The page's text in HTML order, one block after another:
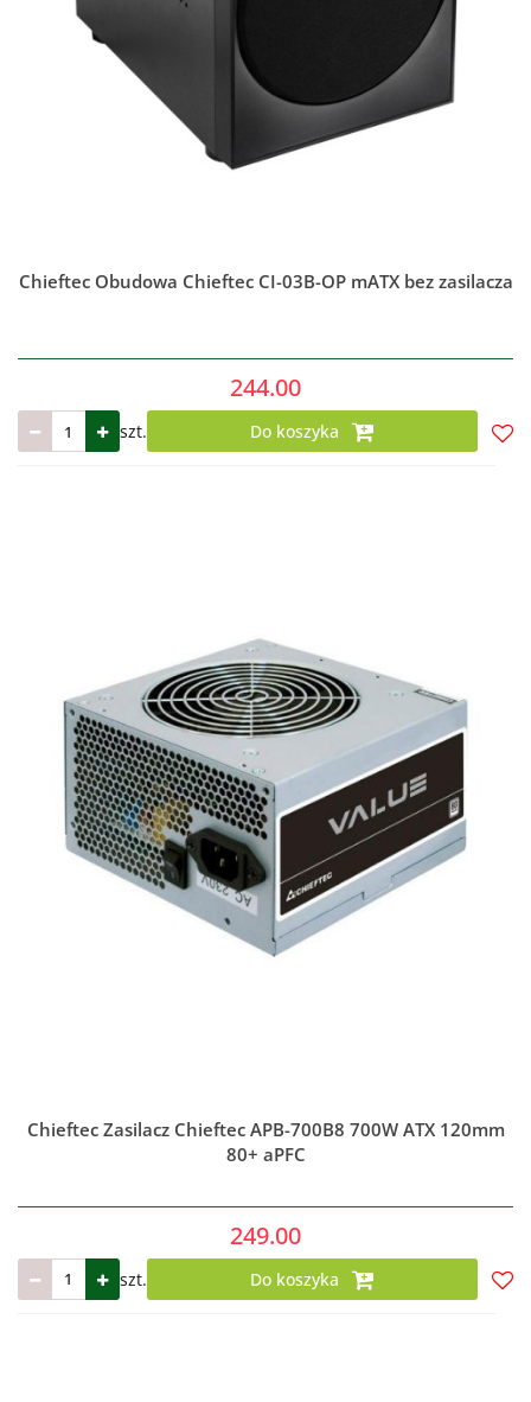
Chieftec Obudowa Chieftec CI-03B-OP mATX bez zasilacza
244.00
szt. Do koszyka
Chieftec Zasilacz Chieftec APB-700B8 700W ATX 120mm
80+ aPFC
249.00
szt. Do koszyka